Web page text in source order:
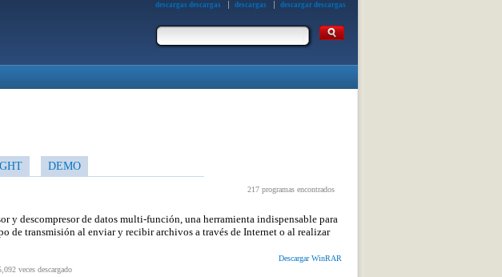
descargas descargas descargas descargar descargas
DEMO
217 programas encontrados
y descompresor de datos multi-función, una herramienta indispensable para
de transmisión al enviar y recibir archivos a través de Internet o al realizar
Descargar WinRAR
veces descargado